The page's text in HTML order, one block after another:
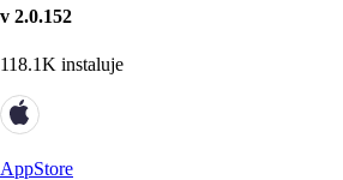
v 2.0.152
118.1K instaluje
AppStore